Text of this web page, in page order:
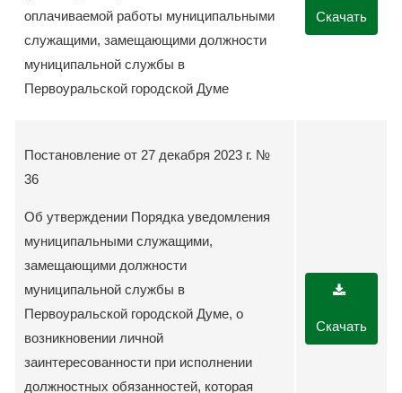
оплачиваемой работы муниципальными
служащими, замещающими должности
муниципальной службы в
Первоуральской городской Думе
Скачать
Постановление от 27 декабря 2023 г. №
36
Об утверждении Порядка уведомления
муниципальными служащими,
замещающими должности
муниципальной службы в
Первоуральской городской Думе, о
возникновении личной
заинтересованности при исполнении
должностных обязанностей, которая
Скачать